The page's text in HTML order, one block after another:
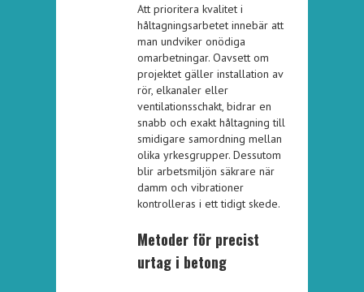
Att prioritera kvalitet i
håltagningsarbetet innebär att
man undviker onödiga
omarbetningar. Oavsett om
projektet gäller installation av
rör, elkanaler eller
ventilationsschakt, bidrar en
snabb och exakt håltagning till
smidigare samordning mellan
olika yrkesgrupper. Dessutom
blir arbetsmiljön säkrare när
damm och vibrationer
kontrolleras i ett tidigt skede.
Metoder för precist
urtag i betong